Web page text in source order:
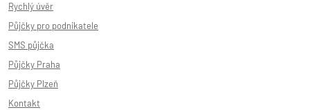
Rychlý úvěr
Půjčky pro podnikatele
SMS půjčka
Půjčky Praha
Půjčky Plzeň
Kontakt